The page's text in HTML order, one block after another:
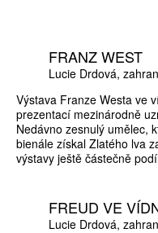
FRANZ WEST
Lucie Drdová
Výstava Franze Westa ve
prezentací mezinárodně
Nedávno zesnulý umělec,
bienále získal Zlatého lva
výstavy ještě částečně
FREUD VE
Lucie Drdová